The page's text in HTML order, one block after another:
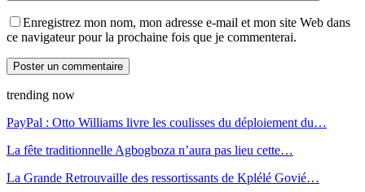
Enregistrez mon nom, mon adresse e-mail et mon site Web dans
ce navigateur pour la prochaine fois que je commenterai.
trending now
PayPal : Otto Williams livre les coulisses du déploiement du…
La fête traditionnelle Agbogboza n’aura pas lieu cette…
La Grande Retrouvaille des ressortissants de Kplélé Govié…